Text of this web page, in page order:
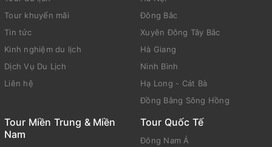
Tour khuyến mãi
Tin tức
Kinh nghiệm du lịch
Dịch Vụ Du Lịch
Liên hệ
Đông Bắc
Xuyên Đông Tây Bắc
Hà Giang
Ninh Bình
Hạ Long - Cát Bà
Đồng Bằng Sông Hồng
Tour Miền Trung & Miền
Nam
Tour Quốc Tế
Đông Nam Á